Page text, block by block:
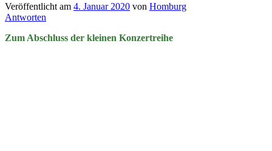
Veröffentlicht am 4. Januar 2020 von Homburg
Antworten
Zum Abschluss der kleinen Konzertreihe